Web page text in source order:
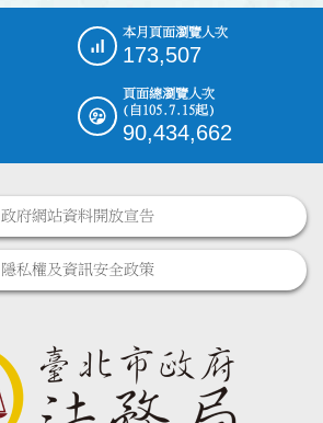
本月頁面瀏覽人次
173,507
頁面總瀏覽人次
(自105.7.15起)
90,434,662
政府網站資料開放宣告
隱私權及資訊安全政策